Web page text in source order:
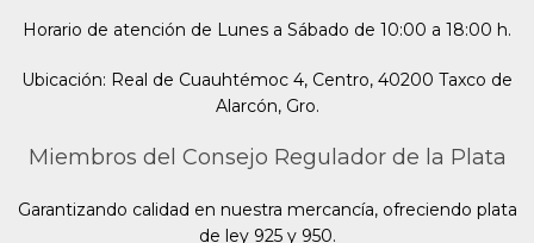
Horario de atención de Lunes a Sábado de 10:00 a 18:00 h.
Ubicación: Real de Cuauhtémoc 4, Centro, 40200 Taxco de
Alarcón, Gro.
Miembros del Consejo Regulador de la Plata
Garantizando calidad en nuestra mercancía, ofreciendo plata
de ley 925 y 950.